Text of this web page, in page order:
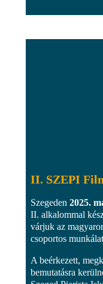
II. SZEPI
Szegeden 2025.
II. alkalommal
várjuk az
csoportos
A beérkezett,
bemutatásra